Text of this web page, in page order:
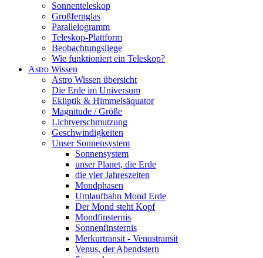
Sonnenteleskop
Großfernglas
Parallelogramm
Teleskop-Plattform
Beobachtungsliege
Wie funktioniert ein Teleskop?
Astro Wissen
Astro Wissen übersicht
Die Erde im Universum
Ekliptik & Himmelsäquator
Magnitude / Größe
Lichtverschmutzung
Geschwindigkeiten
Unser Sonnensystem
Sonnensystem
unser Planet, die Erde
die vier Jahreszeiten
Mondphasen
Umlaufbahn Mond Erde
Der Mond steht Kopf
Mondfinsternis
Sonnenfinsternis
Merkurtransit - Venustransit
Venus, der Abendstern